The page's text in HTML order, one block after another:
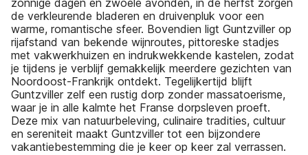
zonnige dagen en zwoele avonden, in de herfst zorgen
de verkleurende bladeren en druivenpluk voor een
warme, romantische sfeer. Bovendien ligt Guntzviller op
rijafstand van bekende wijnroutes, pittoreske stadjes
met vakwerkhuizen en indrukwekkende kastelen, zodat
je tijdens je verblijf gemakkelijk meerdere gezichten van
Noordoost-Frankrijk ontdekt. Tegelijkertijd blijft
Guntzviller zelf een rustig dorp zonder massatoerisme,
waar je in alle kalmte het Franse dorpsleven proeft.
Deze mix van natuurbeleving, culinaire tradities, cultuur
en sereniteit maakt Guntzviller tot een bijzondere
vakantiebestemming die je keer op keer zal verrassen.